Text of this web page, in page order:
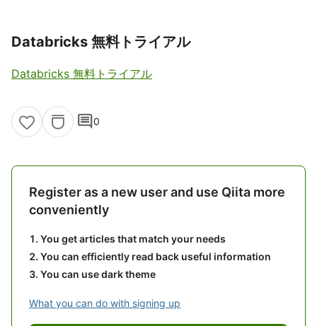
Databricks 無料トライアル
Databricks 無料トライアル
comment0
Register as a new user and use Qiita more
conveniently
You get articles that match your needs
You can efficiently read back useful information
You can use dark theme
What you can do with signing up